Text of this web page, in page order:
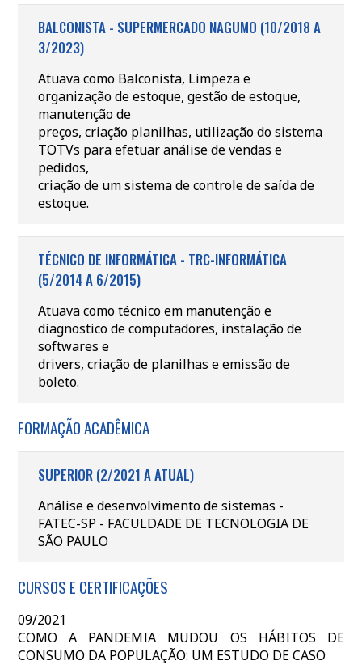
BALCONISTA - SUPERMERCADO NAGUMO (10/2018 A
3/2023)
Atuava como Balconista, Limpeza e
organização de estoque, gestão de estoque,
manutenção de
preços, criação planilhas, utilização do sistema
TOTVs para efetuar análise de vendas e
pedidos,
criação de um sistema de controle de saída de
estoque.
TÉCNICO DE INFORMÁTICA - TRC-INFORMÁTICA
(5/2014 A 6/2015)
Atuava como técnico em manutenção e
diagnostico de computadores, instalação de
softwares e
drivers, criação de planilhas e emissão de
boleto.
FORMAÇÃO ACADÊMICA
SUPERIOR (2/2021 A ATUAL)
Análise e desenvolvimento de sistemas -
FATEC-SP - FACULDADE DE TECNOLOGIA DE
SÃO PAULO
CURSOS E CERTIFICAÇÕES
09/2021
COMO A PANDEMIA MUDOU OS HÁBITOS DE
CONSUMO DA POPULAÇÃO: UM ESTUDO DE CASO